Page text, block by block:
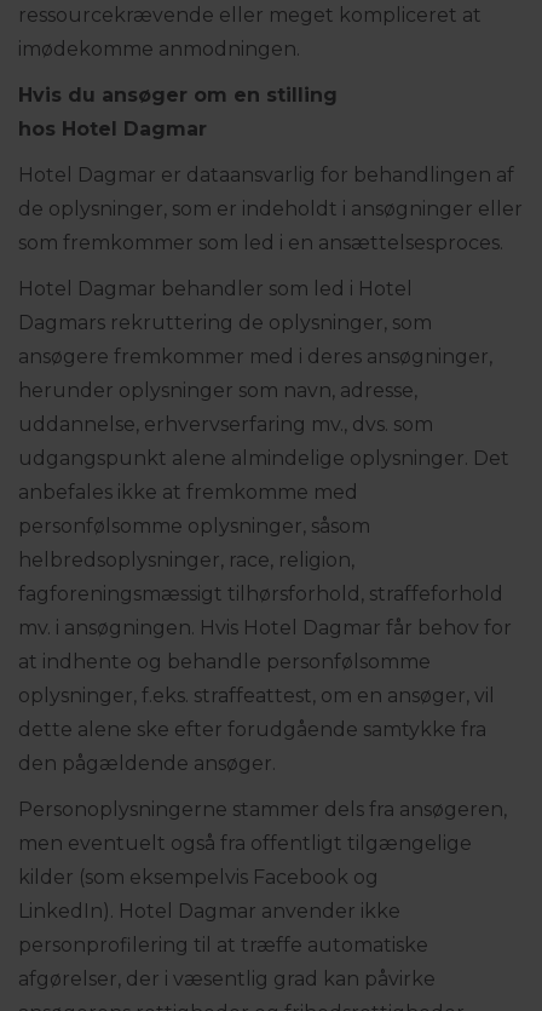
ressourcekrævende eller meget kompliceret at
imødekomme anmodningen.
Hvis du ansøger om en stilling
hos Hotel
Dagmar
Hotel Dagmar er dataansvarlig for behandlingen af
de oplysninger, som er indeholdt i ansøgninger eller
som fremkommer som led i en ansættelsesproces.
Hotel Dagmar behandler som led i Hotel
Dagmars rekruttering de oplysninger, som
ansøgere fremkommer med i deres ansøgninger,
herunder oplysninger som navn, adresse,
uddannelse, erhvervserfaring mv., dvs. som
udgangspunkt alene almindelige oplysninger. Det
anbefales ikke at fremkomme med
personfølsomme oplysninger, såsom
helbredsoplysninger, race, religion,
fagforeningsmæssigt tilhørsforhold, straffeforhold
mv. i ansøgningen. Hvis Hotel Dagmar får behov for
at indhente og behandle personfølsomme
oplysninger, f.eks. straffeattest, om en ansøger, vil
dette alene ske efter forudgående samtykke fra
den pågældende ansøger.
Personoplysningerne stammer dels fra ansøgeren,
men eventuelt også fra offentligt tilgængelige
kilder (som eksempelvis Facebook og
LinkedIn). Hotel Dagmar anvender ikke
personprofilering til at træffe automatiske
afgørelser, der i væsentlig grad kan påvirke